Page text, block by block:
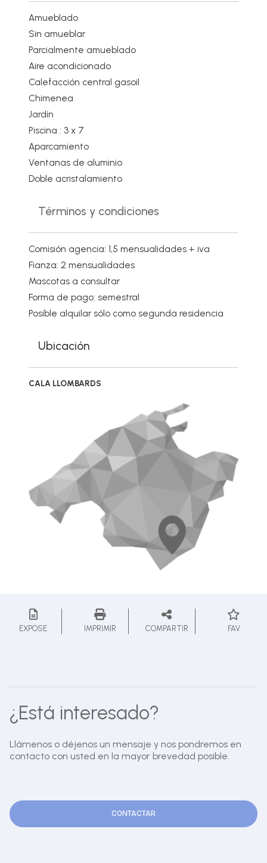
Amueblado
Sin amueblar
Parcialmente amueblado
Aire acondicionado
Calefacción central gasoil
Chimenea
Jardín
Piscina : 3 x 7
Aparcamiento
Ventanas de aluminio
Doble acristalamiento
Términos y condiciones
Comisión agencia: 1,5 mensualidades + iva
Fianza: 2 mensualidades
Mascotas a consultar
Forma de pago: semestral
Posible alquilar sólo como segunda residencia
Ubicación
CALA LLOMBARDS
EXPOSE IMPRIMIR COMPARTIR FAV
¿Está interesado?
Llámenos o déjenos un mensaje y nos pondremos en
contacto con usted en la mayor brevedad posible.
CONTACTAR